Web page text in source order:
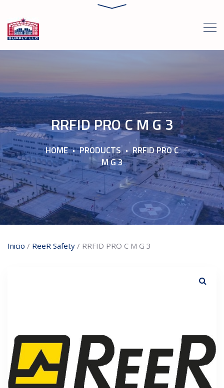
RRFID PRO C M G 3
HOME PRODUCTS
RRFID PRO C
M G 3
Inicio / ReeR Safety / RRFID PRO C M G 3